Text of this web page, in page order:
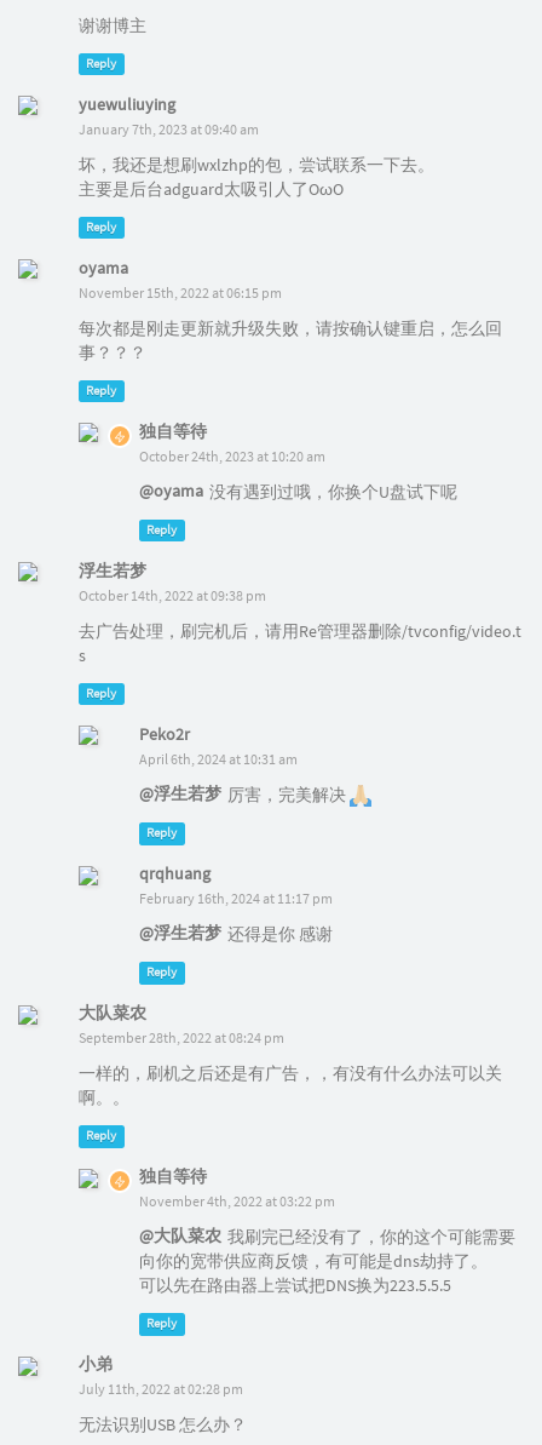
谢谢博主
Reply
yuewuliuying
January 7th, 2023 at 09:40 am
坏，我还是想刷wxlzhp的包，尝试联系一下去。
主要是后台adguard太吸引人了OωO
Reply
oyama
November 15th, 2022 at 06:15 pm
每次都是刚走更新就升级失败，请按确认键重启，怎么回
事？？？
Reply
独自等待
October 24th, 2023 at 10:20 am
@oyama 没有遇到过哦，你换个U盘试下呢
Reply
浮生若梦
October 14th, 2022 at 09:38 pm
去广告处理，刷完机后，请用Re管理器删除/tvconfig/video.t
s
Reply
Peko2r
April 6th, 2024 at 10:31 am
@浮生若梦 厉害，完美解决
Reply
qrqhuang
February 16th, 2024 at 11:17 pm
@浮生若梦 还得是你 感谢
Reply
大队菜农
September 28th, 2022 at 08:24 pm
一样的，刷机之后还是有广告，，有没有什么办法可以关
啊。。
Reply
独自等待
November 4th, 2022 at 03:22 pm
@大队菜农 我刷完已经没有了，你的这个可能需要
向你的宽带供应商反馈，有可能是dns劫持了。
可以先在路由器上尝试把DNS换为223.5.5.5
Reply
小弟
July 11th, 2022 at 02:28 pm
无法识别USB 怎么办？